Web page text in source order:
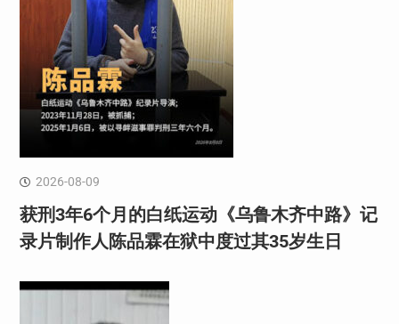
2026-08-09
获刑3年6个月的白纸运动《乌鲁木齐中路》记
录片制作人陈品霖在狱中度过其35岁生日